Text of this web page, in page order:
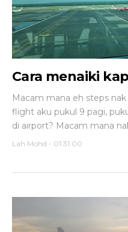
Cara menaiki
Macam mana eh steps
flight aku pukul 9 pagi,
di airport? Macam mana
Lah Mohd - 01:31:00